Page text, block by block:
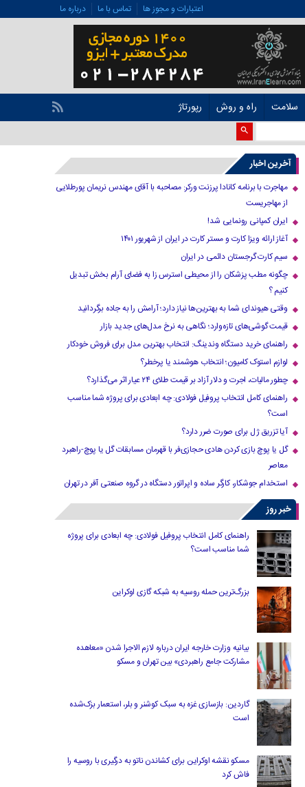
اعتبارات و مجوز ها تماس با ما درباره ما
سلامت راه و روش رپورتاژ
آخرین اخبار
مهاجرت با برنامه کانادا پرزنت ورکر: مصاحبه با آقای مهندس نریمان پورطلایی
از مهاجریست
ایران کمپانی رونمایی شد!
آغاز ارائه ویزا کارت و مستر کارت در ایران از شهریور ۱۴۰۱
سیم کارت گرجستان دائمی در ایران
چگونه مطب پزشکان را از محیطی استرس زا به فضای آرام بخش تبدیل
کنیم ؟
وقتی هیوندای شما به بهترین‌ها نیاز دارد؛ آرامش را به جاده برگردانید
قیمت گوشی‌های تازه‌وارد؛ نگاهی به نرخ مدل‌های جدید بازار
راهنمای خرید دستگاه وندینگ: انتخاب بهترین مدل برای فروش خودکار
لوازم استوک کامیون؛ انتخاب هوشمند یا پرخطر؟
چطور مالیات، اجرت و دلار آزاد بر قیمت طلای ۲۴ عیار اثر می‌گذارد؟
راهنمای کامل انتخاب پروفیل فولادی: چه ابعادی برای پروژه شما مناسب
است؟
آیا تزریق ژل برای صورت ضرر دارد​؟
گل یا پوچ بازی کردن هادی حجازی‌فر با قهرمان مسابقات گل یا پوچ-راهبرد
معاصر
استخدام جوشکار، کارگر ساده و اپراتور دستگاه در گروه صنعتی آفر در تهران
خبر روز
راهنمای کامل انتخاب پروفیل فولادی: چه ابعادی برای پروژه
شما مناسب است؟
بزرگ‌ترین حمله روسیه به شبکه گازی اوکراین
بیانیه وزارت خارجه ایران درباره لازم‌ الاجرا شدن «معاهده
مشارکت جامع راهبردی» بین تهران و مسکو
گاردین: بازسازی غزه به سبک کوشنر و بلر، استعمار بزک‌شده
است
مسکو نقشه اوکراین برای کشاندن ناتو به درگیری با روسیه را
فاش کرد